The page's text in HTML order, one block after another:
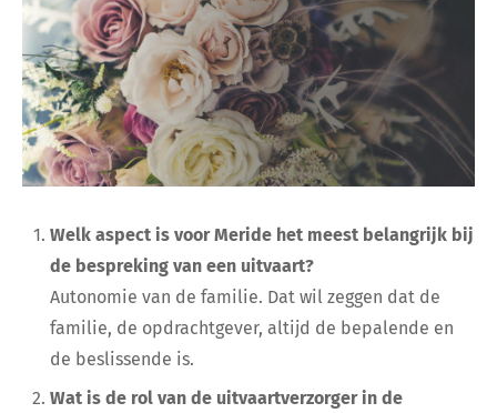
Welk aspect is voor Meride het meest belangrijk bij
de bespreking van een uitvaart?
Autonomie van de familie. Dat wil zeggen dat de
familie, de opdrachtgever, altijd de bepalende en
de beslissende is.
Wat is de rol van de uitvaartverzorger in de